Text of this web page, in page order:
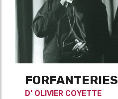
FORFANTERIES
D' OLIVIER COYETTE